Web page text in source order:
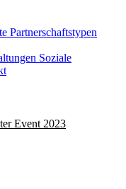
Partnerschaftstypen
Soziale
Event 2023